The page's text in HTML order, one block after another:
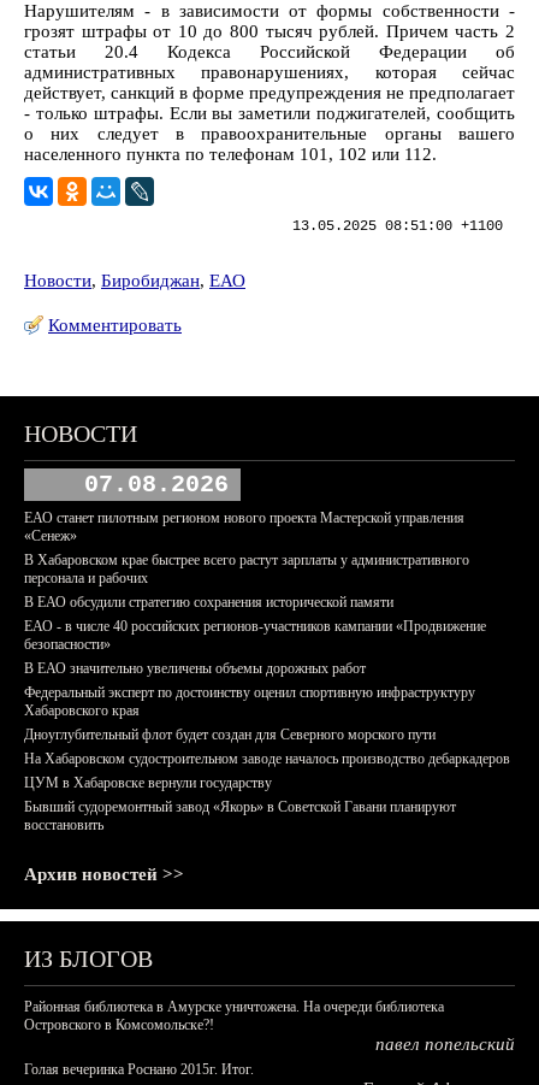
Нарушителям - в зависимости от формы собственности -
грозят штрафы от 10 до 800 тысяч рублей. Причем часть 2
статьи 20.4 Кодекса Российской Федерации об
административных правонарушениях, которая сейчас
действует, санкций в форме предупреждения не предполагает
- только штрафы. Если вы заметили поджигателей, сообщить
о них следует в правоохранительные органы вашего
населенного пункта по телефонам 101, 102 или 112.
13.05.2025 08:51:00 +1100
Новости, Биробиджан, ЕАО
Комментировать
НОВОСТИ
07.08.2026
ЕАО станет пилотным регионом нового проекта Мастерской управления
«Сенеж»
В Хабаровском крае быстрее всего растут зарплаты у административного
персонала и рабочих
В ЕАО обсудили стратегию сохранения исторической памяти
ЕАО - в числе 40 российских регионов-участников кампании «Продвижение
безопасности»
В ЕАО значительно увеличены объемы дорожных работ
Федеральный эксперт по достоинству оценил спортивную инфраструктуру
Хабаровского края
Дноуглубительный флот будет создан для Северного морского пути
На Хабаровском судостроительном заводе началось производство дебаркадеров
ЦУМ в Хабаровске вернули государству
Бывший судоремонтный завод «Якорь» в Советской Гавани планируют
восстановить
Архив новостей >>
ИЗ БЛОГОВ
Районная библиотека в Амурске уничтожена. На очереди библиотека
Островского в Комсомольске?!
павел попельский
Голая вечеринка Роснано 2015г. Итог.